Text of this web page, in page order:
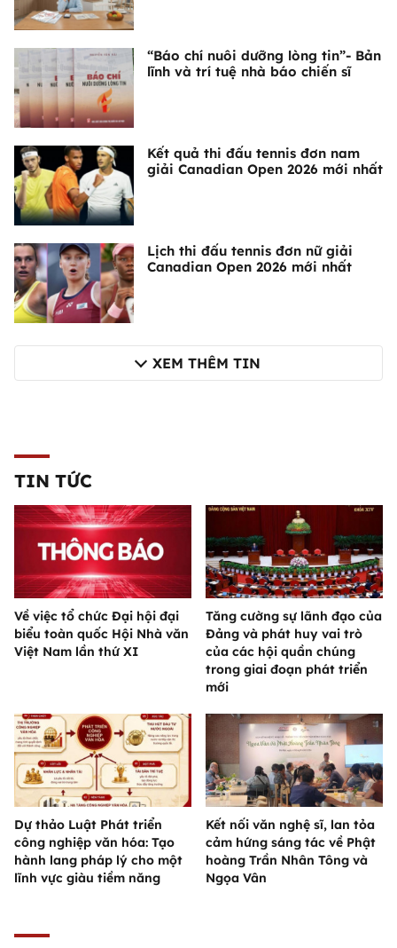
“Báo chí nuôi dưỡng lòng tin”- Bản
lĩnh và trí tuệ nhà báo chiến sĩ
Kết quả thi đấu tennis đơn nam
giải Canadian Open 2026 mới nhất
Lịch thi đấu tennis đơn nữ giải
Canadian Open 2026 mới nhất
XEM THÊM TIN
TIN TỨC
Về việc tổ chức Đại hội đại
biểu toàn quốc Hội Nhà văn
Việt Nam lần thứ XI
Tăng cường sự lãnh đạo của
Đảng và phát huy vai trò
của các hội quần chúng
trong giai đoạn phát triển
mới
Dự thảo Luật Phát triển
công nghiệp văn hóa: Tạo
hành lang pháp lý cho một
lĩnh vực giàu tiềm năng
Kết nối văn nghệ sĩ, lan tỏa
cảm hứng sáng tác về Phật
hoàng Trần Nhân Tông và
Ngọa Vân